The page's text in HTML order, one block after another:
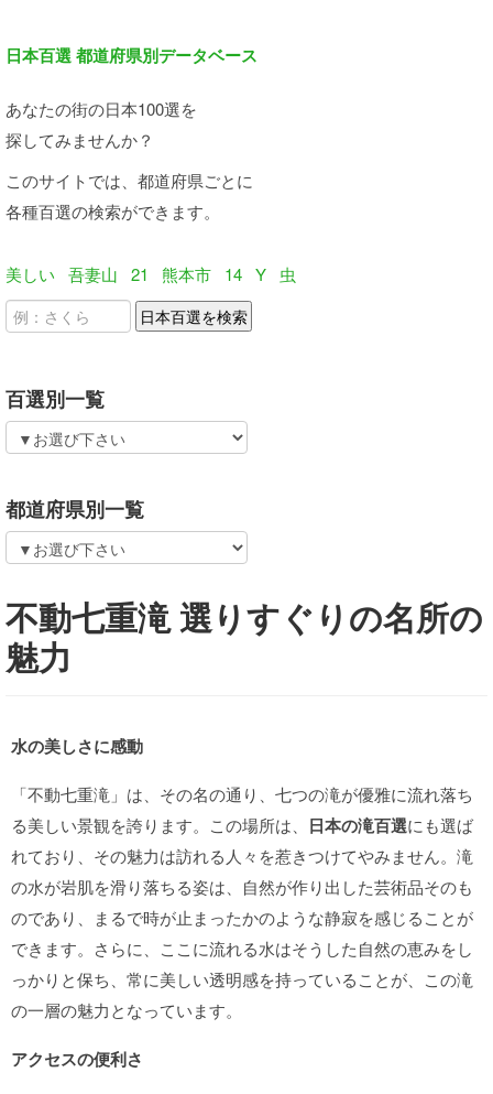
日本百選 都道府県別データベース
あなたの街の日本100選を
探してみませんか？
このサイトでは、都道府県ごとに
各種百選の検索ができます。
美しい 吾妻山 21 熊本市 14 Y 虫
百選別一覧
都道府県別一覧
不動七重滝 選りすぐりの名所の
魅力
水の美しさに感動
「不動七重滝」は、その名の通り、七つの滝が優雅に流れ落ち
る美しい景観を誇ります。この場所は、 日本の滝百選にも選ば
れており、その魅力は訪れる人々を惹きつけてやみません。滝
の水が岩肌を滑り落ちる姿は、自然が作り出した芸術品そのも
のであり、まるで時が止まったかのような静寂を感じることが
できます。さらに、ここに流れる水はそうした自然の恵みをし
っかりと保ち、常に美しい透明感を持っていることが、この滝
の一層の魅力となっています。
アクセスの便利さ